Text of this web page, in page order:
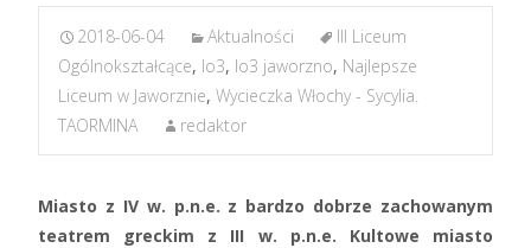
2018-06-04 Aktualności
III Liceum
Ogólnokształcące, lo3, lo3 jaworzno, Najlepsze
Liceum w Jaworznie, Wycieczka Włochy - Sycylia.
TAORMINA
redaktor
Miasto z IV w. p.n.e. z bardzo dobrze zachowanym
teatrem greckim z III w. p.n.e. Kultowe miasto